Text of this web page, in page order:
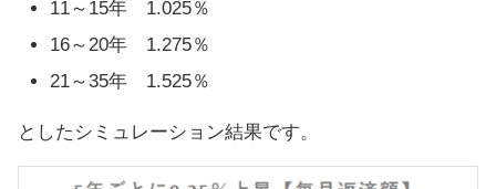
11～15年 1.025％
16～20年 1.275％
21～35年 1.525％
としたシミュレーション結果です。